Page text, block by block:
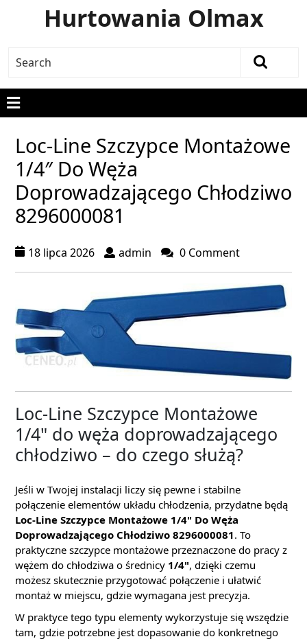
Hurtowania Olmax
Loc-Line Szczypce Montażowe
1/4″ Do Węża
Doprowadzającego Chłodziwo
8296000081
18 lipca 2026 admin 0 Comment
Loc-Line Szczypce Montażowe
1/4" do węża doprowadzającego
chłodziwo – do czego służą?
Jeśli w Twojej instalacji liczy się pewne i stabilne
połączenie elementów układu chłodzenia, przydatne będą
Loc-Line Szczypce Montażowe 1/4" Do Węża
Doprowadzającego Chłodziwo 8296000081. To
praktyczne szczypce montażowe przeznaczone do pracy z
wężem do chłodziwa o średnicy 1/4", dzięki czemu
możesz skutecznie przygotować połączenie i ułatwić
montaż w miejscu, gdzie wymagana jest precyzja.
W praktyce tego typu elementy wykorzystuje się wszędzie
tam, gdzie potrzebne jest dopasowanie do konkretnego